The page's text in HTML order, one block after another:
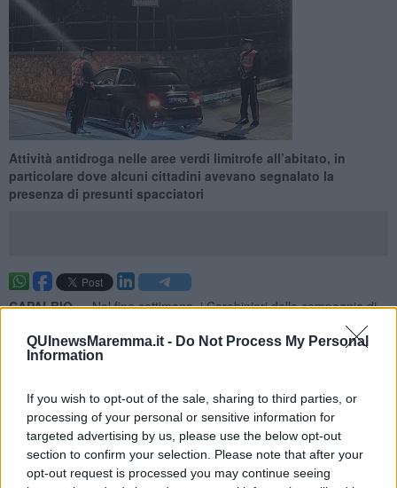
QUInewsMaremma.it - Do Not Process My Personal
Information
If you wish to opt-out of the sale, sharing to third parties, or
processing of your personal or sensitive information for
targeted advertising by us, please use the below opt-out
section to confirm your selection. Please note that after your
opt-out request is processed you may continue seeing
Attività antidroga nelle aree verdi limitrofe all’abitato, in
particolare dove alcuni cittadini avevano segnalato la
presenza di presunti spacciatori
CAPALBIO —Nel fine settimana, i Carabinieri della compagnia di
Orbetello hanno eseguito un servizio straordinario di controllo del
territorio nel Comune di Capalbio, al fine di incrementare il livello di
sicurezza reale e percepita dalla popolazione, mediante mirati
l’influenza di alcol e di sostanze stupefacente e/o psicotrope.
Un totale di 5 pattuglie ha permesso l’esecuzione di posti di
controllo rinforzati, effettuati nell’arco serale nei centri abitati di
Capalbio e delle frazioni di Borgo Carige e Capalbio Scalo.